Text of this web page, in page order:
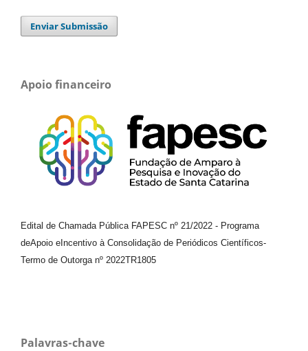
Enviar Submissão
Apoio financeiro
Edital de Chamada Pública FAPESC nº 21/2022 - Programa
deApoio e Incentivo à Consolidação de Periódicos Científicos-
Termo de Outorga nº 2022TR1805
Palavras-chave